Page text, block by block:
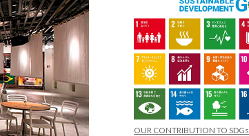
OUR CONTRIBUTION TO SDGs